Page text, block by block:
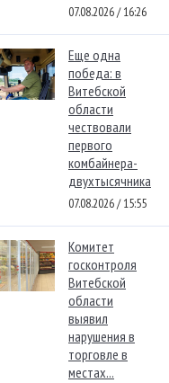
07.08.2026 / 16:26
Еще одна
победа: в
Витебской
области
чествовали
первого
комбайнера-
двухтысячника
07.08.2026 / 15:55
Комитет
госконтроля
Витебской
области
выявил
нарушения в
торговле в
местах...